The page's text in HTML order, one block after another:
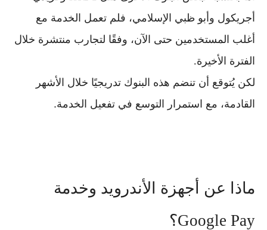
أجريكول و أبو ظبي الإسلامي، فلم تعمل الخدمة مع
أغلب المستخدمين حتى الآن، وفقًا لتجارب منتشرة خلال
الفترة الأخيرة.
لكن يُتوقع أن تنضم هذه البنوك تدريجيًا خلال الأشهر
القادمة، مع استمرار التوسع في تفعيل الخدمة.
ماذا عن أجهزة الأندرويد وخدمة
Google Pay؟